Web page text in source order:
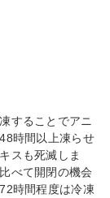
することでアニ
時間以上凍らせ
スも死滅しま
べて開閉の機会
時間程度は冷凍